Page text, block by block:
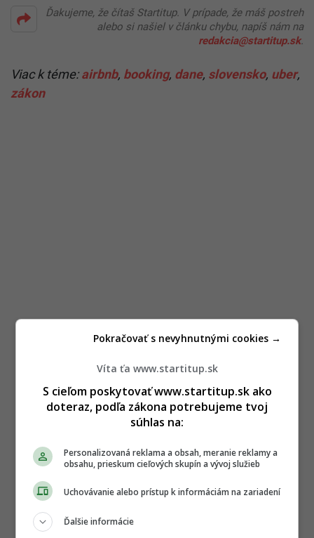
Ďakujeme, že čítaš Startitup. V prípade, že máš postreh
alebo si našiel v článku chybu, napíš nám na
redakcia@startitup.sk.
Viac k téme:airbnb, booking, dane, slovensko, uber,
zákon
Víta ťa www.startitup.sk
S cieľom poskytovať www.startitup.sk ako
doteraz, podľa zákona potrebujeme tvoj
súhlas na:
Personalizovaná reklama a obsah, meranie reklamy a
obsahu, prieskum cieľových skupín a vývoj služieb
Uchovávanie alebo prístup k informáciám na zariadení
Ďalšie informácie
Pokračovať s nevyhnutnými cookies →